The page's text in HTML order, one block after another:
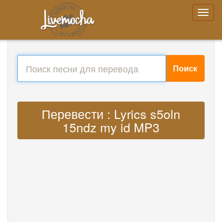
Поиск
Перевести : Lyrics s5oln
15ndz my id MP3